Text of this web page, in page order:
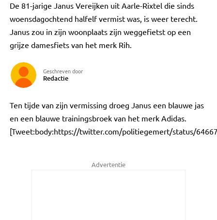
De 81-jarige Janus Vereijken uit Aarle-Rixtel die sinds
woensdagochtend halfelf vermist was, is weer terecht.
Janus zou in zijn woonplaats zijn weggefietst op een
grijze damesfiets van het merk Rih.
Geschreven door
Redactie
Ten tijde van zijn vermissing droeg Janus een blauwe jas
en een blauwe trainingsbroek van het merk Adidas.
[Tweet:body:https://twitter.com/politiegemert/status/
Advertentie